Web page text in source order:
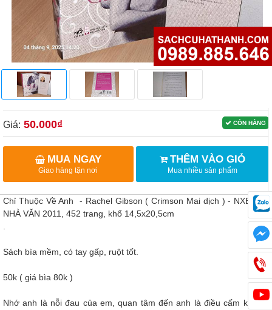
CÒN HÀNG
Giá: 50.000₫
MUA NGAY
Giao hàng tận nơi
THÊM VÀO GIỎ
Mua nhiều sản phẩm
Chỉ Thuộc Về Anh - Rachel Gibson ( Crimson Mai dịch ) - NXB HỘI
NHÀ VĂN 2011, 452 trang, khổ 14,5x20,5cm
.
Sách bìa mềm, có tay gấp, ruột tốt.
50k ( giá bìa 80k )
Nhớ anh là nỗi đau của em, quan tâm đến anh là điều cấm kỵ của